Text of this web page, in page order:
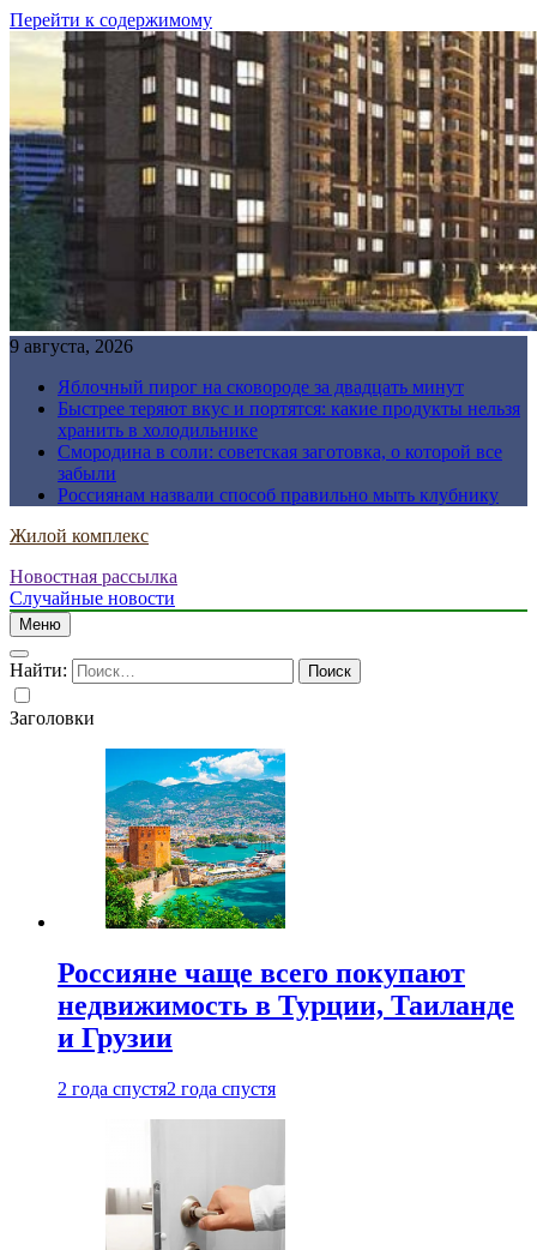
Перейти к содержимому
9 августа, 2026
Яблочный пирог на сковороде за двадцать минут
Быстрее теряют вкус и портятся: какие продукты нельзя
хранить в холодильнике
Смородина в соли: советская заготовка, о которой все
забыли
Россиянам назвали способ правильно мыть клубнику
Жилой комплекс
Новостная рассылка
Случайные новости
Меню
Найти:
Заголовки
Россияне чаще всего покупают
недвижимость в Турции, Таиланде
и Грузии
2 года спустя2 года спустя